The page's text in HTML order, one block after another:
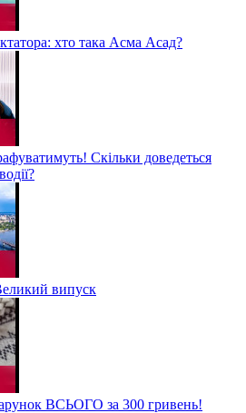
хто така Асма Асад?
Скільки доведеться
випуск
ВСЬОГО за 300 гривень!